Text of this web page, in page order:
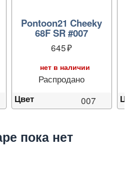
Pontoon21 Cheeky
68F SR #007
645
нет в наличии
Распродано
Цвет 007
пока нет